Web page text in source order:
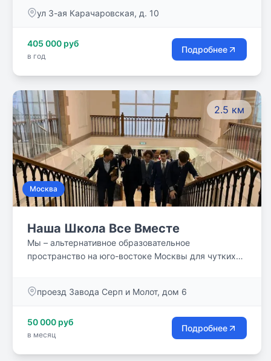
принципу преемственности.
ул 3-ая Карачаровская, д. 10
405 000 руб
в год
Подробнее
2.5 км
Москва
Наша Школа Все Вместе
Мы – альтернативное образовательное
пространство на юго-востоке Москвы для чутких
проезд Завода Серп и Молот, дом 6
50 000 руб
в месяц
Подробнее